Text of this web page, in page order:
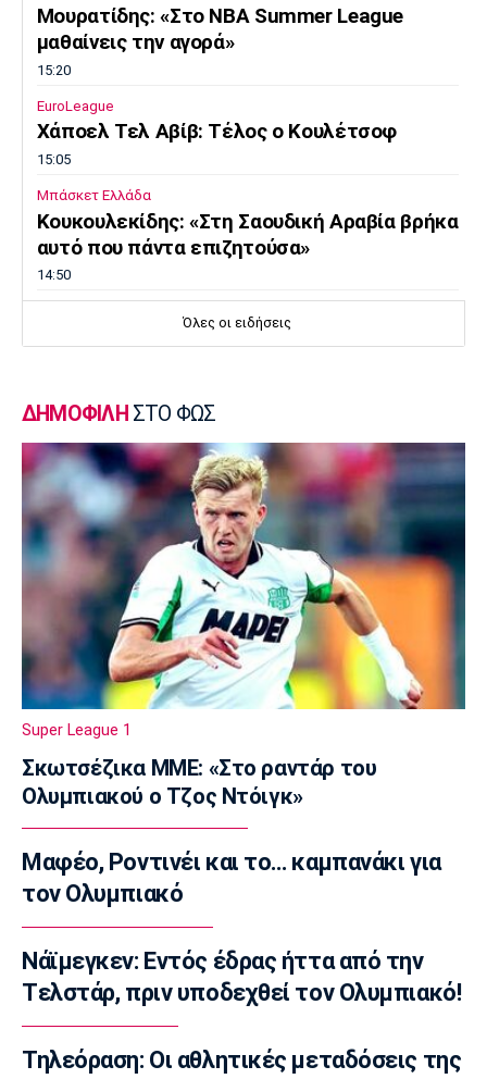
Μουρατίδης: «Στο NBA Summer League
μαθαίνεις την αγορά»
15:20
EuroLeague
Χάποελ Τελ Αβίβ: Τέλος ο Κουλέτσοφ
15:05
Μπάσκετ Ελλάδα
Κουκουλεκίδης: «Στη Σαουδική Αραβία βρήκα
αυτό που πάντα επιζητούσα»
14:50
Παναθηναϊκός: Επέστρεψε ο Τετέι
Σπόρτινγκ: Η επιβεβαίωση για τον
Μπραγκάνσα και ο Ολυμπιακός
14:20
Super League 1
ΠΑΟΚ: Ανεβαίνει ο Γιαννούλης
14:05
Γ Εθνική
Ιωνικός: Ενισχύθηκε με τον Παγώνη
Εθνικές Μπάσκετ
Σκούμα: «Είμαστε ενωμένες και
προετοιμασμένες»
13:35
Super League 1
Ηλιόπουλος σε Πήλιο: «Υπήρχαν άνθρωποι
που σε αμφισβήτησαν» (vid)
13:20
Super League 2
ΑΕΛ: Πήρε τον Τσιγγάρα
13:05
12:50
Όλες οι ειδήσεις
ΔΗΜΟΦΙΛΗ ΣΤΟ ΦΩΣ
Super League 1
Σκωτσέζικα ΜΜΕ: «Στο ραντάρ του
Ολυμπιακού ο Τζος Ντόιγκ»
Μαφέο, Ροντινέι και το… καμπανάκι για
τον Ολυμπιακό
Νάϊμεγκεν: Εντός έδρας ήττα από την
Tελστάρ, πριν υποδεχθεί τον Ολυμπιακό!
Τηλεόραση: Οι αθλητικές μεταδόσεις της